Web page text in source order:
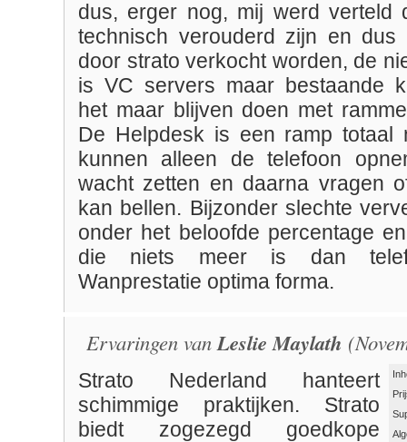
dus, erger nog, mij werd verteld
technisch verouderd zijn en dus
door strato verkocht worden, de
is VC servers maar bestaande
het maar blijven doen met
De Helpdesk is een ramp totaal
kunnen alleen de telefoon
wacht zetten en daarna vragen
kan bellen. Bijzonder slechte
onder het beloofde percentage
die niets meer is dan
Wanprestatie optima forma.
Ervaringen vanLeslie Maylath
Strato Nederland hanteert
schimmige praktijken. Strato
biedt zogezegd goedkope